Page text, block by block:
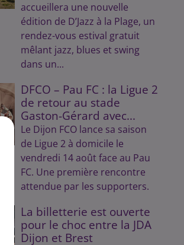
accueillera une nouvelle
édition de D’Jazz à la Plage, un
rendez-vous estival gratuit
mêlant jazz, blues et swing
dans un...
DFCO – Pau FC : la Ligue 2
de retour au stade
Gaston-Gérard avec...
Le Dijon FCO lance sa saison
de Ligue 2 à domicile le
vendredi 14 août face au Pau
FC. Une première rencontre
attendue par les supporters.
La billetterie est ouverte
pour le choc entre la JDA
Dijon et Brest